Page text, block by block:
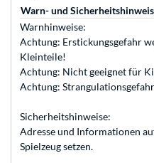
Warn- und
Warnhinweise:
Achtung: Erstickungsgefahr
Kleinteile!
Achtung: Nicht geeignet für
Achtung:
Sicherheitshinweise:
Adresse und Informationen
Spielzeug setzen.